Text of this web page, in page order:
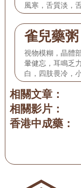
風寒，舌質淡，
雀兒藥粥
視物模糊，晶體
暈健忘，耳鳴乏
白，四肢畏冷，
脈沉弱。
相關文章：
相關影片：
香港中成藥：